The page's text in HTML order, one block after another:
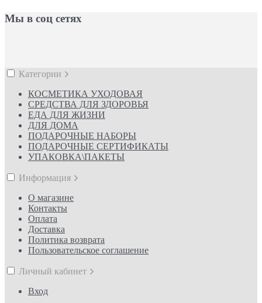
Мы в соц сетях
Категории
КОСМЕТИКА УХОДОВАЯ
СРЕДСТВА ДЛЯ ЗДОРОВЬЯ
ЕДА ДЛЯ ЖИЗНИ
ДЛЯ ДОМА
ПОДАРОЧНЫЕ НАБОРЫ
ПОДАРОЧНЫЕ СЕРТИФИКАТЫ
УПАКОВКА\ПАКЕТЫ
Информация
О магазине
Контакты
Оплата
Доставка
Политика возврата
Пользовательское соглашение
Личный кабинет
Вход